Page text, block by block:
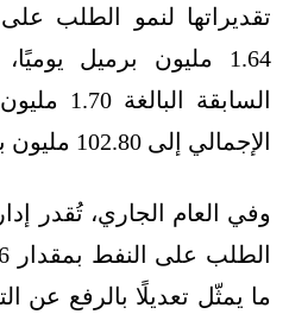
1.64 مليون برميل
السابقة
الإجمالي إلى 102.80 مليون برميل يوميًا.
وفي العام الجاري، تُقدر
ما يمثّل تعديلًا بالرفع عن